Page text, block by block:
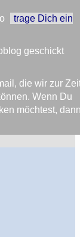
trage Dich ein
geschickt
die wir zur
Wenn Du
möchtest,